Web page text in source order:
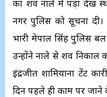
का शव नाले में पड़ा देख
नगर पुलिस को सूचना
प्रभारी प्रेमपाल सिंह
उन्होंने नाले से शव निकाल
इंद्रजीत शामियाना टेंट
दिन पहले ही काम पर जाने